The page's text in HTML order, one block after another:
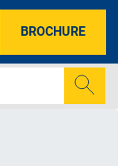
BROCHURE